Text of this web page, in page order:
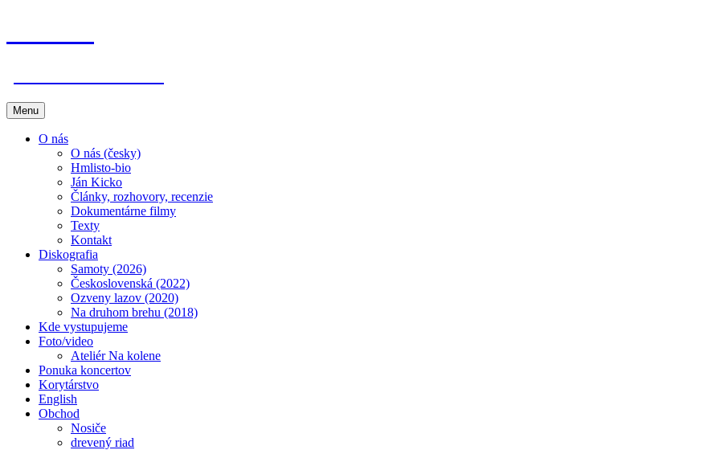
Menu Preskočiť
na
obsah
O nás
O nás (česky)
Hmlisto-bio
Ján Kicko
Články, rozhovory, recenzie
Dokumentárne filmy
Texty
Kontakt
Diskografia
Samoty (2026)
Československá (2022)
Ozveny lazov (2020)
Na druhom brehu (2018)
Kde vystupujeme
Foto/video
Ateliér Na kolene
Ponuka koncertov
Korytárstvo
English
Obchod
Nosiče
drevený riad